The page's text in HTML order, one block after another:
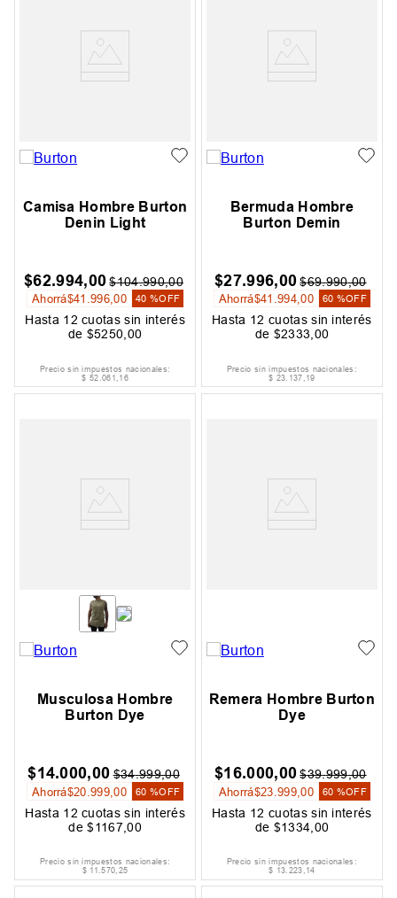
Camisa Hombre Burton
Denin Light
$62.994,00 $104.990,00
Ahorrá$41 .996 ,00 40 %OFF
Hasta 12 cuotas sin interés
de $5250 00
Precio sin impuestos nacionales:
$ 52.061,16
Bermuda Hombre
Burton Demin
$27.996,00 $69.990,00
Ahorrá$41 994,00 60 %OFF
Hasta 12 cuotas sin interés
de $2333 00
Precio sin impuestos nacionales:
$ 23. 137,19
Musculosa Hombre
Burton Dye
$14.000,00 $34.999,00
Ahorrá$20 .999 ,00 60 %OFF
Hasta 12 cuotas sin interés
de$1167,00
Precio sin impuestos nacionales:
$ 11 .570,25
Remera Hombre Burton
Dye
$16.000,00 $39.999,00
Ahorrá$23 999,00 60 %OFF
Hasta 12 cuotas sin interés
de $1334 00
Precio sin impuestos nacionales:
$ 13.223,14